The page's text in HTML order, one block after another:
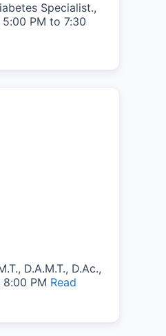
Specialist.,
PM to 7:30
D.A.M.T., D.Ac.,
PM Read